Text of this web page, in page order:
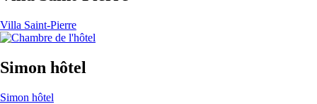
Villa Saint-Pierre
Simon hôtel
Simon hôtel